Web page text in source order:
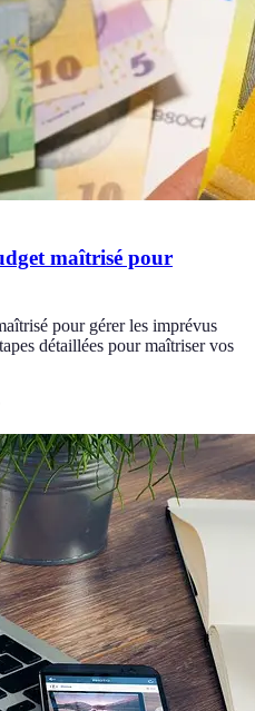
maîtrisé pour
pour gérer les imprévus
détaillées pour maîtriser vos